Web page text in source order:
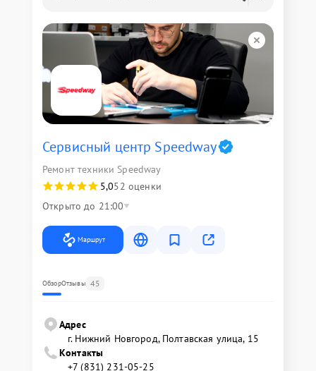
Сервисный центр Speedway
Ремонт техники Speedway
5,052 оценки
Открыто до 21:00
Маршрут
ОбзорОтзывы 45
Адрес
г. Нижний Новгород, Полтавская улица, 15
Контакты
+7 (831) 231-05-25